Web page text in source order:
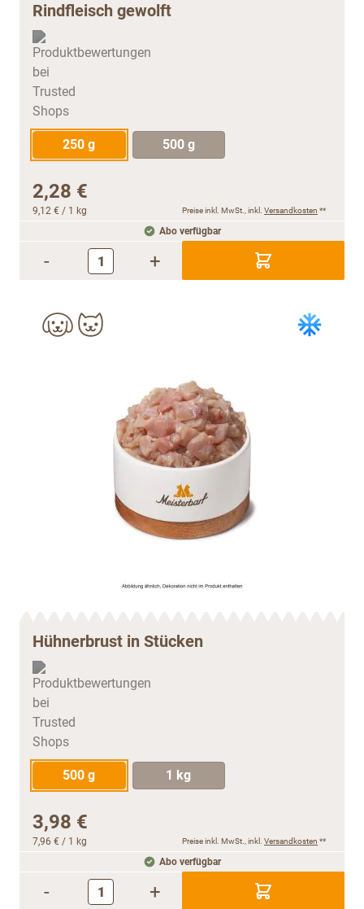
Rindfleisch gewolft
250 g 500 g
2,28 €
9,12 € / 1 kg Preise inkl. MwSt., inkl. Versandkosten **
Abo verfügbar
- +
Hühnerbrust in Stücken
500 g 1 kg
3,98 €
7,96 € / 1 kg Preise inkl. MwSt., inkl. Versandkosten **
Abo verfügbar
- +